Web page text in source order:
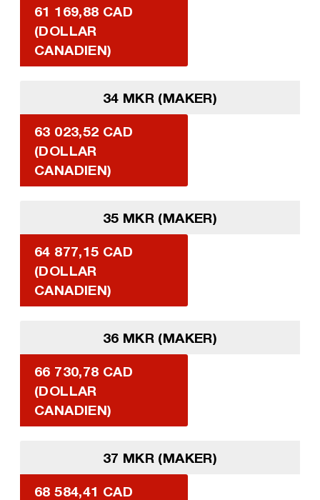
61 169,88 CAD
(DOLLAR
CANADIEN)
34 MKR (MAKER)
63 023,52 CAD
(DOLLAR
CANADIEN)
35 MKR (MAKER)
64 877,15 CAD
(DOLLAR
CANADIEN)
36 MKR (MAKER)
66 730,78 CAD
(DOLLAR
CANADIEN)
37 MKR (MAKER)
68 584,41 CAD